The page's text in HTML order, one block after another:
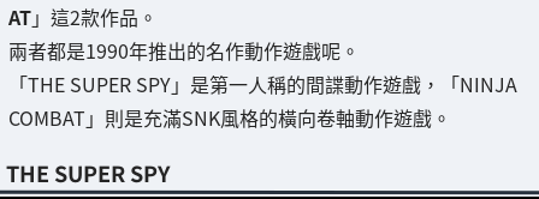
AT」這2款作品。
兩者都是1990年推出的名作動作遊戲呢。
「THE SUPER SPY」是第一人稱的間諜動作遊戲，「NINJA
COMBAT」則是充滿SNK風格的橫向卷軸動作遊戲。
THE SUPER SPY